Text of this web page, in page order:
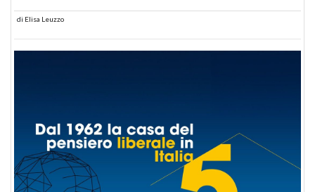
di Elisa Leuzzo